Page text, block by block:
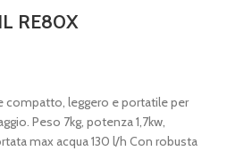
RE80X
leggero e portatile per
Peso 7kg, potenza 1,7kw,
max acqua 130 l/h Con robusta